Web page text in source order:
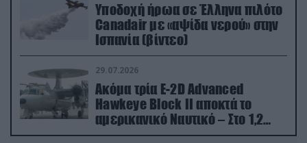
Υποδοχή ήρωα σε Έλληνα πιλότο
Canadair με «αψίδα νερού» στην
Ισπανία (βίντεο)
29.07.2026
Ακόμα τρία E-2D Advanced
Hawkeye Block II αποκτά το
αμερικανικό Ναυτικό – Στο 1,2
δισ.δολάρια το κόστος